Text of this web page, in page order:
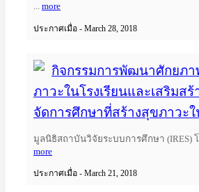
... more
ประกาศเมื่อ - March 28, 2018
กิจกรรมการพัฒนาศักยภ
ภาวะในโรงเรียนและเสริมส
จัดการศึกษาที่สร้างสุขภาวะใ
มูลนิธิสถาบันวิจัยระบบการศึกษา​ (IRES)​
more
ประกาศเมื่อ - March 21, 2018